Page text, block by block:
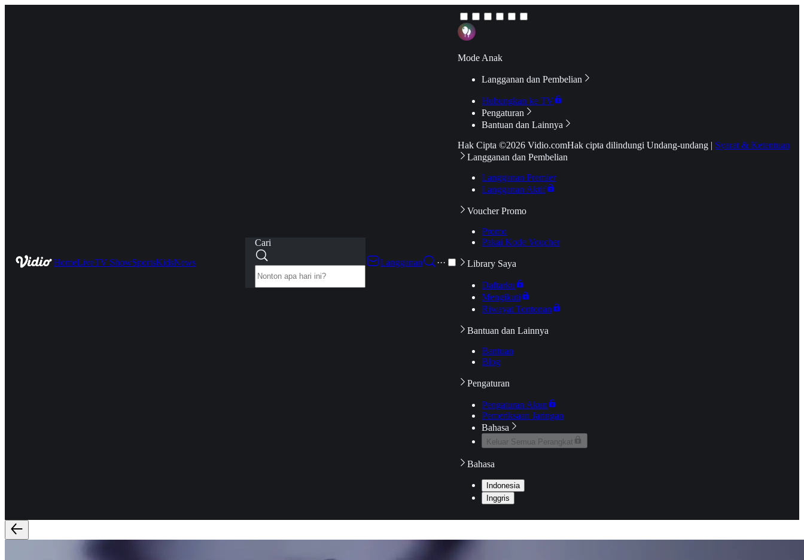
HomeLiveTV ShowSportsKidsNews
Cari
Langganan
···
Mode Anak
Langganan dan Pembelian
Hubungkan ke TV
Pengaturan
Bantuan dan Lainnya
Hak Cipta ©2026 Vidio.comHak cipta dilindungi Undang-undang | Syarat & Ketentuan
Langganan dan Pembelian
Langganan Premier
Langganan Aktif
Voucher Promo
Promo
Pakai Kode Voucher
Library Saya
Daftarku
Mengikuti
Riwayat Tontonan
Bantuan dan Lainnya
Bantuan
Blog
Pengaturan
Pengaturan Akun
Pemeriksaan Jaringan
Bahasa
Keluar Semua Perangkat
Bahasa
Indonesia
Inggris